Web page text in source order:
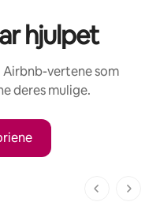
hjulpet
vertene som
deres mulige.
1 av 1 sider